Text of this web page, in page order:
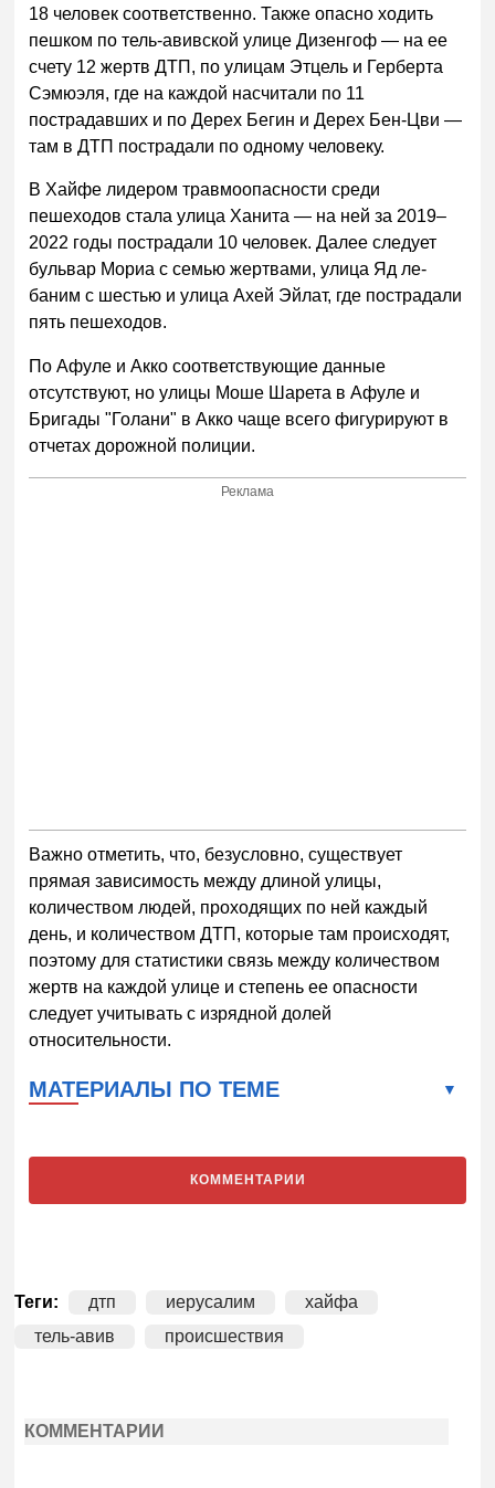
18 человек соответственно. Также опасно ходить
пешком по тель-авивской улице Дизенгоф — на ее
счету 12 жертв ДТП, по улицам Этцель и Герберта
Сэмюэля, где на каждой насчитали по 11
пострадавших и по Дерех Бегин и Дерех Бен-Цви —
там в ДТП пострадали по одному человеку.
В Хайфе лидером травмоопасности среди
пешеходов стала улица Ханита — на ней за 2019–
2022 годы пострадали 10 человек. Далее следует
бульвар Мориа с семью жертвами, улица Яд ле-
баним с шестью и улица Ахей ​​Эйлат, где пострадали
пять пешеходов.
По Афуле и Акко соответствующие данные
отсутствуют, но улицы Моше Шарета в Афуле и
Бригады "Голани" в Акко чаще всего фигурируют в
отчетах дорожной полиции.
Реклама
Важно отметить, что, безусловно, существует
прямая зависимость между длиной улицы,
количеством людей, проходящих по ней каждый
день, и количеством ДТП, которые там происходят,
поэтому для статистики связь между количеством
жертв на каждой улице и степень ее опасности
следует учитывать с изрядной долей
относительности.
МАТЕРИАЛЫ ПО ТЕМЕ
КОММЕНТАРИИ
Теги: дтп иерусалим
хайфа
тель-авив
происшествия
КОММЕНТАРИИ